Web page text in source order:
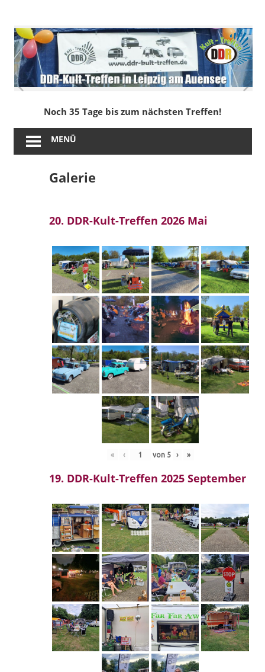
springen
DDR-
Kult-
Treffen
in
Leipzig
am
Noch 35 Tage bis zum nächsten Treffen!
MENÜ
Galerie
20. DDR-Kult-Treffen 2026 Mai
« ‹ von 5 › »
19. DDR-Kult-Treffen 2025 September